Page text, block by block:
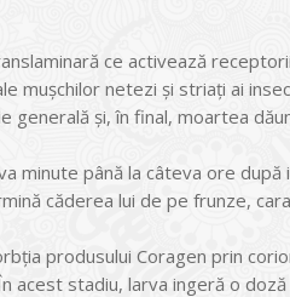
ce activează
mușchilor netezi și striaţi ai
generală și, în final, moartea
minute până la câteva ore
căderea lui de pe frunze,
produsului Coragen prin
acest stadiu, larva ingeră o